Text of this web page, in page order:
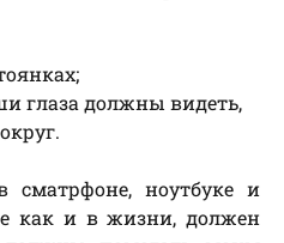
глаза должны видеть,
ноутбуке и
как и в жизни, должен